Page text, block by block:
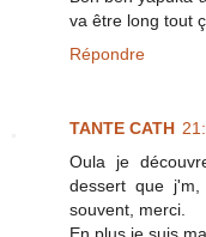
va être long tout
Répondre
TANTE CATH
Oula je
dessert que
souvent, merci.